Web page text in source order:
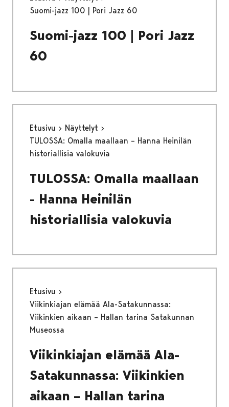
Suomi-jazz 100 | Pori Jazz 60
Suomi-jazz 100 | Pori Jazz
60
Etusivu
Näyttelyt
TULOSSA: Omalla maallaan – Hanna Heinilän
historiallisia valokuvia
TULOSSA: Omalla maallaan
- Hanna Heinilän
historiallisia valokuvia
Etusivu
Viikinkiajan elämää Ala-Satakunnassa:
Viikinkien aikaan – Hallan tarina Satakunnan
Museossa
Viikinkiajan elämää Ala-
Satakunnassa: Viikinkien
aikaan – Hallan tarina